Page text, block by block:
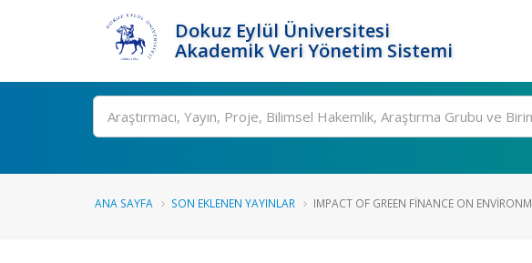
Dokuz Eylül Üniversitesi
Akademik Veri Yönetim Sistemi
Ara
ANA SAYFA SON EKLENEN YAYINLAR IMPACT OF GREEN FINANCE ON